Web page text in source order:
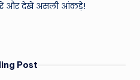
करें और देखें असली आंकड़े!
Post